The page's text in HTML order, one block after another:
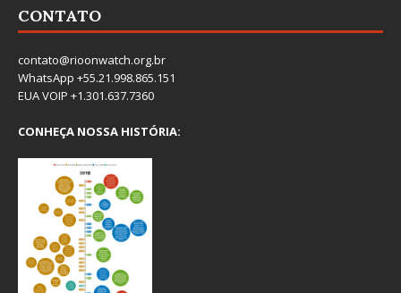
CONTATO
contato@rioonwatch.org.br
WhatsApp +55.21.998.865.151
EUA VOIP +1.301.637.7360
CONHEÇA NOSSA HISTÓRIA: